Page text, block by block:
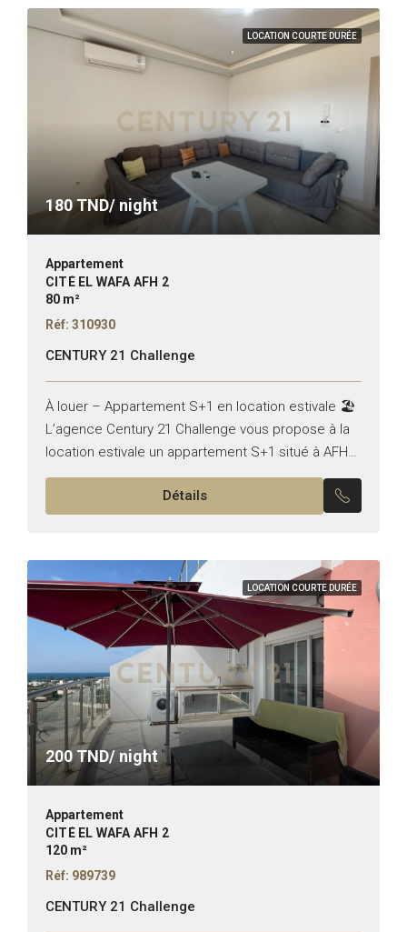
LOCATION COURTE DURÉE
180TND/ night
Appartement
CITÉ EL WAFA AFH 2
80 m²
Réf: 310930
CENTURY 21 Challenge
À louer – Appartement S+1 en location estivale 🏖️
L’agence Century 21 Challenge vous propose à la
location estivale un appartement S+1 situé à AFH2,
Cité Wafa – Nabeul. L’appartement se compose...
Détails
LOCATION COURTE DURÉE
200TND/ night
Appartement
CITÉ EL WAFA AFH 2
120 m²
Réf: 989739
CENTURY 21 Challenge